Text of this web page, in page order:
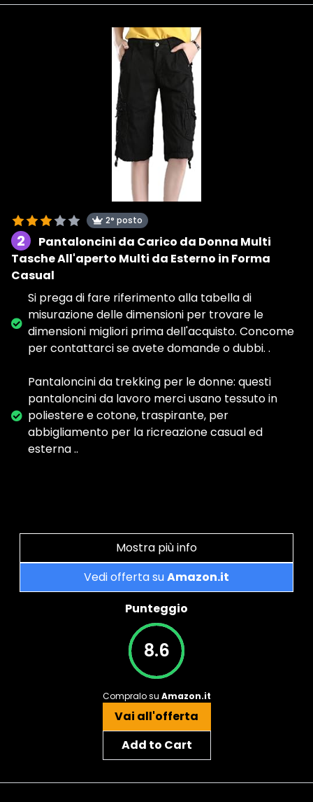
2° posto
2
Pantaloncini da Carico da Donna Multi
Tasche All'aperto Multi da Esterno in Forma
Casual
Si prega di fare riferimento alla tabella di
misurazione delle dimensioni per trovare le
dimensioni migliori prima dell'acquisto. Concome
per contattarci se avete domande o dubbi. .
Pantaloncini da trekking per le donne: questi
pantaloncini da lavoro merci usano tessuto in
poliestere e cotone, traspirante, per
abbigliamento per la ricreazione casual ed
esterna ..
Mostra più info
Vedi offerta suAmazon.it
Punteggio
8.6
Compralo su Amazon.it
Vai all'offerta
Add to Cart